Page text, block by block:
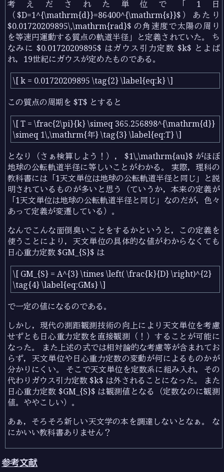
考えだされた単位で「1日
（$D=1^{\mathrm{d}}=86400^{\mathrm{s}}$）あたり
$0.01720209895\,\mathrm{rad}$ の角速度で太陽の周り
を等速円運動する質点の軌道半径」と定義されていた。 ち
なみに $0.01720209895$ はガウス引力定数 $k$ とよば
れ，19世紀にガウスが定めたものである。
\[ k = 0.01720209895 \tag{2} \label{eq:k} \]
この質点の周期を $T$ とすると
\[ T = \frac{2\pi}{k} \simeq 365.256898^{\mathrm{d}}
\simeq 1\,\mathrm{年} \tag{3} \label{eq:T} \]
となり（さぁ検算しよう！）， $1\,\mathrm{au}$ がほぼ
地球の公転軌道半径に等しいことがわかる。 実際，理科の
教科書には「1天文単位は地球の公転軌道半径と同じ」と説
明されているものが多いと思う（ていうか，本来の定義が
「1天文単位は地球の公転軌道半径と同じ」なのだが，色々
あって定義が変遷している）。
なんでこんな面倒臭いことをするかというと，この定義を
使うことにより，天文単位の具体的な値がわからなくても
日心重力定数 $GM_{S}$ は
\[ GM_{S} = A^{3} \times \left( \frac{k}{D} \right)^{2}
\tag{4} \label{eq:GMs} \]
で一定の値になるのである。
しかし，現代の測距観測技術の向上により天文単位を考慮
せずとも日心重力定数を直接観測（！）することが可能に
なった。 また上述の式では相対論的な考慮等が含まれてお
らず，天文単位や日心重力定数の変動が何によるものかが
分かりにくい。 そこで天文単位を定数系に組み入れ，その
代わりガウス引力定数 $k$ は外されることになった。 また
日心重力定数 $GM_{S}$ は観測値となる（定数なのに観測
値。ややこしい）。
あぁ，そろそろ新しい天文学の本を調達しないとなぁ。 な
にかいい教科書ありません？
参考文献